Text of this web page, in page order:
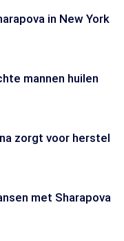
in New York
mannen huilen
zorgt voor herstel
met Sharapova